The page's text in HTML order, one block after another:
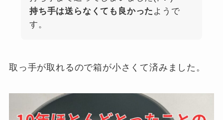
持ち手は送らなくても良かった ようで
す。
取っ手が取れるので箱が小さくて済みました。